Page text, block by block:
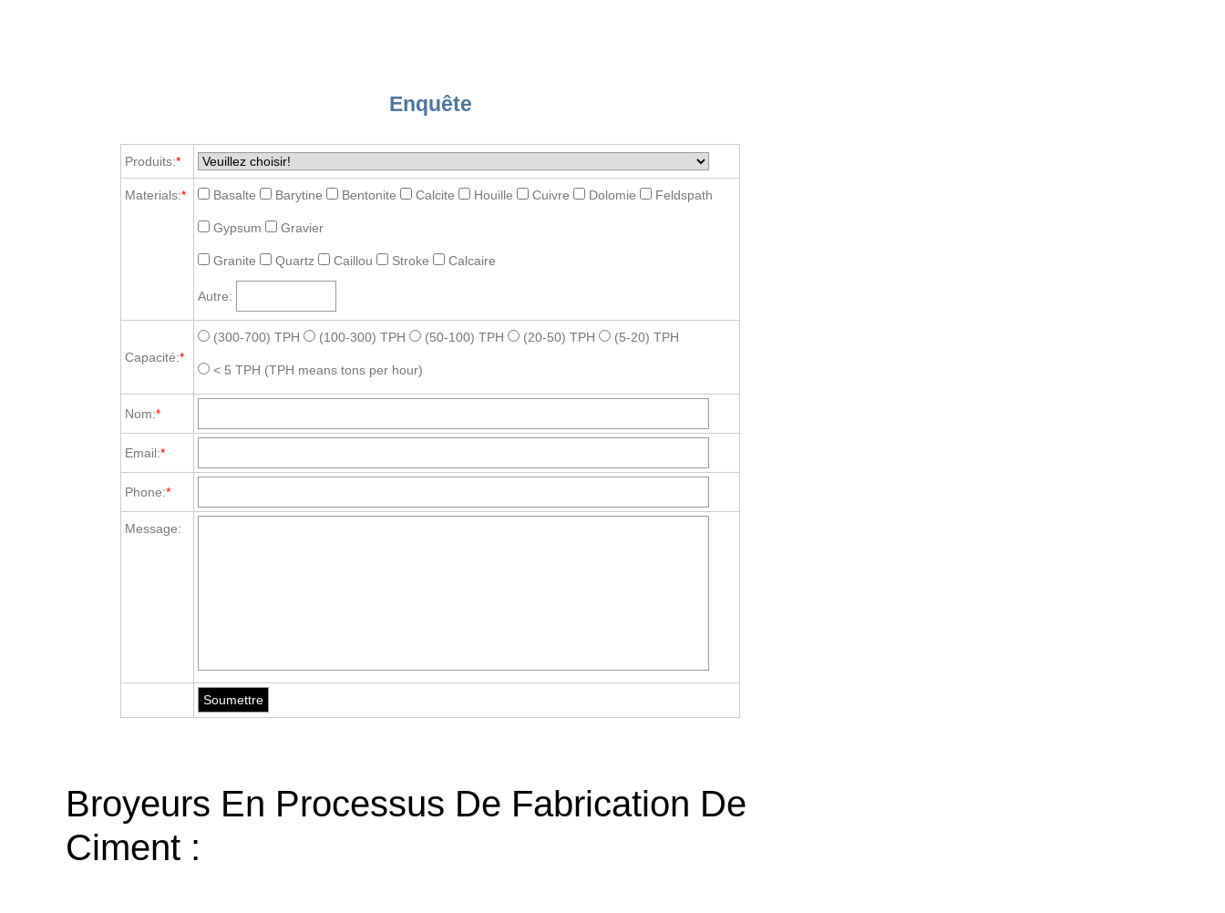
Enquête
Produits:*
Materials:* Basalte Barytine Bentonite Calcite Houille Cuivre Dolomie Feldspath
Gypsum Gravier
Granite Quartz Caillou Stroke Calcaire
Autre:
Capacité:*
(300-700) TPH (100-300) TPH (50-100) TPH (20-50) TPH (5-20) TPH
< 5 TPH (TPH means tons per hour)
Nom:*
Email:*
Phone:*
Message:
Broyeurs En Processus De Fabrication De
Ciment :